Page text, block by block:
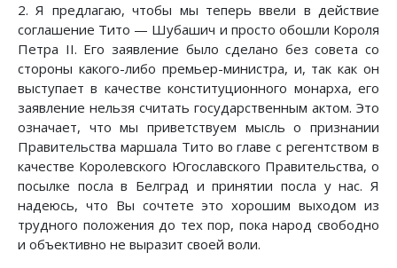
2. Я предлагаю, чтобы мы теперь ввели в действие
соглашение Тито — Шубашич и просто обошли Короля
Петра II. Его заявление было сделано без совета со
стороны какого-либо премьер-министра, и, так как он
выступает в качестве конституционного монарха, его
заявление нельзя считать государственным актом. Это
означает, что мы приветствуем мысль о признании
Правительства маршала Тито во главе с регентством в
качестве Королевского Югославского Правительства, о
посылке посла в Белград и принятии посла у нас. Я
надеюсь, что Вы сочтете это хорошим выходом из
трудного положения до тех пор, пока народ свободно
и объективно не выразит своей воли.